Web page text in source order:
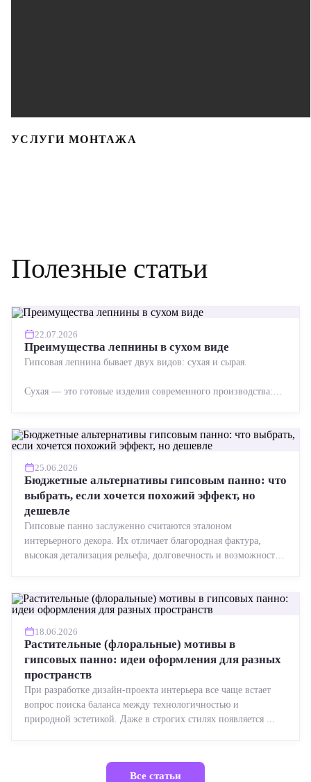
УСЛУГИ МОНТАЖА
Полезные статьи
22.07.2026
Преимущества лепнины в сухом виде
Гипсовая лепнина бывает двух видов: сухая и сырая.
Сухая — это готовые изделия современного производства:
25.06.2026
Бюджетные альтернативы гипсовым панно: что
выбрать, если хочется похожий эффект, но
дешевле
Гипсовые панно заслуженно считаются эталоном
интерьерного декора. Их отличает благородная фактура,
высокая детализация рельефа, долговечность и возможность
18.06.2026
Растительные (флоральные) мотивы в
гипсовых панно: идеи оформления для разных
пространств
При разработке дизайн-проекта интерьера все чаще встает
вопрос поиска баланса между технологичностью и
природной эстетикой. Даже в строгих стилях появляется ...
Все статьи